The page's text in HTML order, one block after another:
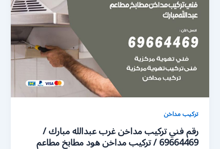
تركيب مداخن
رقم فني تركيب مداخن غرب عبدالله مبارك /
69664469 / تركيب مداخن هود مطابخ مطاعم